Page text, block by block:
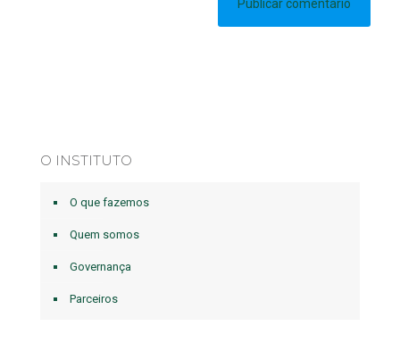
O INSTITUTO
O que fazemos
Quem somos
Governança
Parceiros